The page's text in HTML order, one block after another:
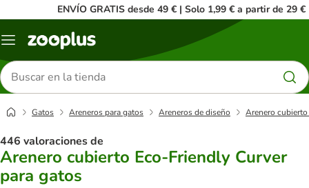
ENVÍO GRATIS desde 49 € | Solo 1,99 € a partir de 29 €
Menú
Buscar
productos
Gatos Areneros para gatos Areneros de diseño Arenero
446 valoraciones de
Arenero cubierto Eco-Friendly Curver
para gatos